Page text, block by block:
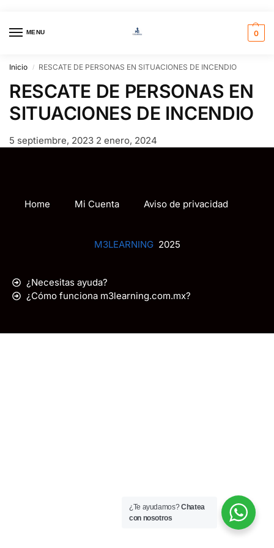
MENU 0
Inicio / RESCATE DE PERSONAS EN SITUACIONES DE INCENDIO
RESCATE DE PERSONAS EN
SITUACIONES DE INCENDIO
5 septiembre, 2023 2 enero, 2024
Home Mi Cuenta Aviso de privacidad
M3LEARNING2025
¿Necesitas ayuda?
¿Cómo funciona m3learning.com.mx?
¿Te ayudamos?Chatea
con nosotros